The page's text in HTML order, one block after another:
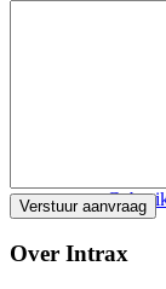
Over Intrax